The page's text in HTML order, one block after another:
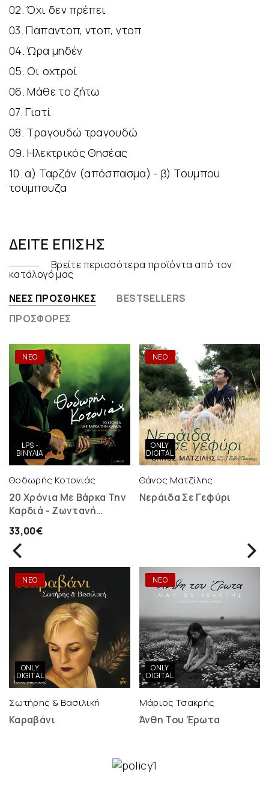
02. Όχι δεν πρέπει
03. Παπαντοπ, ντοπ, ντοπ
04. Ώρα μηδέν
05. Οι οχτροί
06. Μάθε το ζήτω
07. Γιατί
08. Τραγουδώ τραγουδώ
09. Ηλεκτρικός Θησέας
10. α) Ταρζάν (απόσπασμα) - β) Τουμπου
τουμπουζα
ΔΕΊΤΕ ΕΠΊΣΗΣ
Βρείτε περισσότερα προϊόντα από τον
κατάλογό μας
ΝΈΕΣ ΠΡΟΣΘΉΚΕΣ
BESTSELLERS
ΠΡΟΣΦΟΡΈΣ
ΝΕΟ
LPS -
ΒΙΝΎΛΙΑ
Θοδωρής Κοτονιάς
20 Χρόνια Με Βάρκα Την
Καρδιά - Ζωντανή
33,00€
ΝΕΟ
ONLY
DIGITAL
Σωτήρης & Βασιλική
Καραβάνι
ΝΕΟ
ONLY
DIGITAL
Θάνος Ματζίλης
Νεράιδα Σε Γεφύρι
ΝΕΟ
ONLY
DIGITAL
Μάριος Τσακρής
Άνθη Του Έρωτα